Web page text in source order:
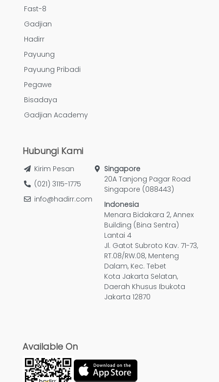
Fast-8
Gadjian
Hadirr
Payuung
Payuung Pribadi
Pegawe
Bisadaya
Gadjian Academy
Hubungi Kami
Kirim Pesan
(021) 3115-1775
info@hadirr.com
Singapore
20A Tanjong Pagar Road
Singapore (088443)
Indonesia
Menara Bidakara 2, Annex
Building (Bina Sentra)
Lantai 4
Jl. Gatot Subroto Kav. 71-73,
RT.08/RW.08, Menteng
Dalam, Kec. Tebet
Kota Jakarta Selatan,
Daerah Khusus Ibukota
Jakarta 12870
Available On